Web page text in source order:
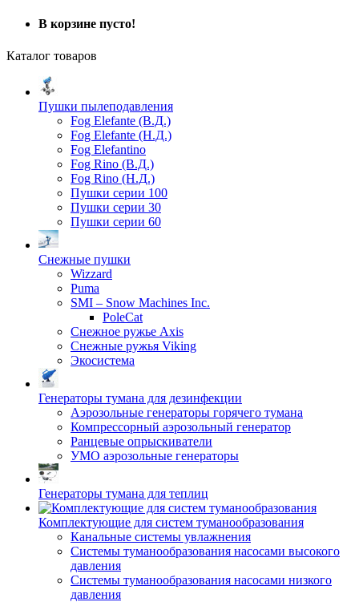
В корзине пусто!
Каталог товаров
Пушки пылеподавления
Fog Elefante (В.Д.)
Fog Elefante (Н.Д.)
Fog Elefantino
Fog Rino (В.Д.)
Fog Rino (Н.Д.)
Пушки серии 100
Пушки серии 30
Пушки серии 60
Снежные пушки
Wizzard
Puma
SMI – Snow Machines Inc.
PoleCat
Снежное ружье Axis
Снежные ружья Viking
Экосистема
Генераторы тумана для дезинфекции
Аэрозольные генераторы горячего тумана
Компрессорный аэрозольный генератор
Ранцевые опрыскиватели
УМО аэрозольные генераторы
Генераторы тумана для теплиц
Комплектующие для систем туманообразования
Канальные системы увлажнения
Системы туманообразования насосами высокого
давления
Системы туманообразования насосами низкого
давления